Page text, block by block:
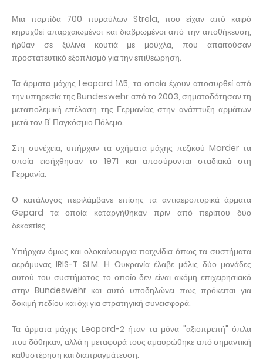
Μια παρτίδα 700 πυραύλων Strela, που είχαν από καιρό
κηρυχθεί απαρχαιωμένοι και διαβρωμένοι από την αποθήκευση,
ήρθαν σε ξύλινα κουτιά με μούχλα, που απαιτούσαν
προστατευτικό εξοπλισμό για την επιθεώρηση.
Τα άρματα μάχης Leopard 1A5, τα οποία έχουν αποσυρθεί από
την υπηρεσία της Bundeswehr από το 2003, σηματοδότησαν τη
μεταπολεμική επέλαση της Γερμανίας στην ανάπτυξη αρμάτων
μετά τον Β' Παγκόσμιο Πόλεμο.
Στη συνέχεια, υπήρχαν τα οχήματα μάχης πεζικού Marder τα
οποία εισήχθησαν το 1971 και αποσύρονται σταδιακά στη
Γερμανία.
Ο κατάλογος περιλάμβανε επίσης τα αντιαεροπορικά άρματα
Gepard τα οποία καταργήθηκαν πριν από περίπου δύο
δεκαετίες.
Υπήρχαν όμως και ολοκαίνουργια παιχνίδια όπως τα συστήματα
αεράμυνας IRIS-T SLM. Η Ουκρανία έλαβε μόλις δύο μονάδες
αυτού του συστήματος το οποίο δεν είναι ακόμη επιχειρησιακό
στην Bundeswehr και αυτό υποδηλώνει πως πρόκειται για
δοκιμή πεδίου και όχι για στρατηγική συνεισφορά.
Τα άρματα μάχης Leopard-2 ήταν τα μόνα "αξιοπρεπή" όπλα
που δόθηκαν, αλλά η μεταφορά τους αμαυρώθηκε από σημαντική
καθυστέρηση και διαπραγμάτευση.